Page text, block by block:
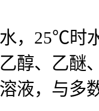
，25℃时
醇、乙醚
液，与多